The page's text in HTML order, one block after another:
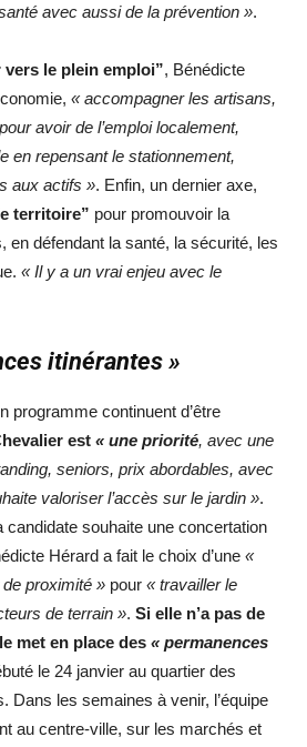
avec aussi de la prévention ».
vers le plein emploi”, Bénédicte
« accompagner les artisans,
avoir de l’emploi localement,
en repensant le stationnement,
aux actifs ». Enfin, un dernier axe,
territoire” pour promouvoir la
en défendant la santé, la sécurité, les
« Il y a un vrai enjeu avec le
itinérantes »
programme continuent d’être
est « une priorité, avec une
seniors, prix abordables, avec
valoriser l’accès sur le jardin ».
candidate souhaite une concertation
Hérard a fait le choix d’une «
proximité » pour « travailler le
de terrain ». Si elle n’a pas de
met en place des « permanences
le 24 janvier au quartier des
Dans les semaines à venir, l’équipe
au centre-ville, sur les marchés et